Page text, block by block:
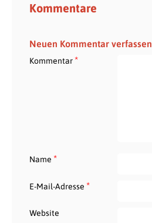
Kommentare
Neuen Kommentar verfassen
Kommentar*
Name *
E-Mail-Adresse *
Website